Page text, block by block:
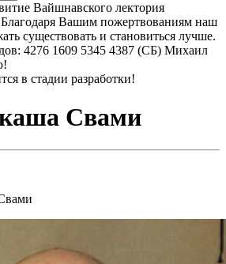
Вайшнавского лектория
Благодаря Вашим пожертвованиям наш
существовать и становиться лучше.
4276 1609 5345 4387 (СБ) Михаил
в стадии разработки!
Свами